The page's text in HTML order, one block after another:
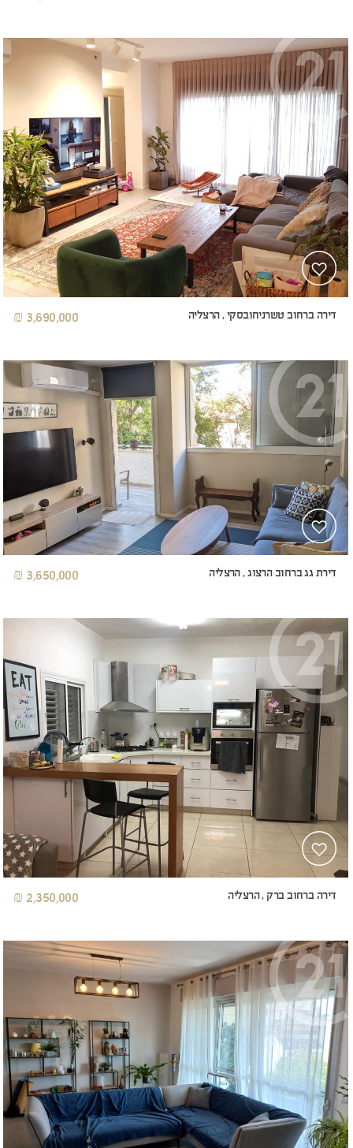
דירה ברחוב טשרניחובסקי , הרצליה 3,690,000 ₪
דירת גג ברחוב הרצוג , הרצליה 3,650,000 ₪
דירה ברחוב ברק , הרצליה 2,350,000 ₪